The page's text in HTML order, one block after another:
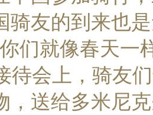
骑友的到来也
们就像春天一
待会上，骑友
，送给多米尼